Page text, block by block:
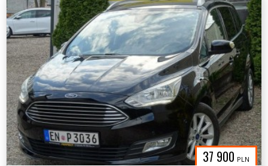
37 900 PLN